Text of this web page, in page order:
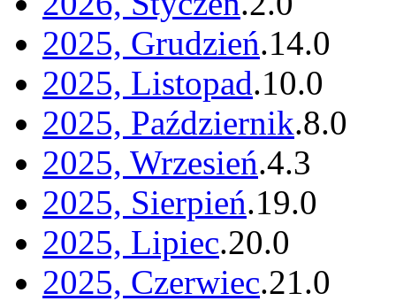
2025, Grudzień.14.0
2025, Listopad.10.0
2025, Październik.8.0
2025, Wrzesień.4.3
2025, Sierpień.19.0
2025, Lipiec.20.0
2025, Czerwiec.21.0